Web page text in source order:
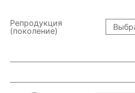
Репродукция
(поколение)